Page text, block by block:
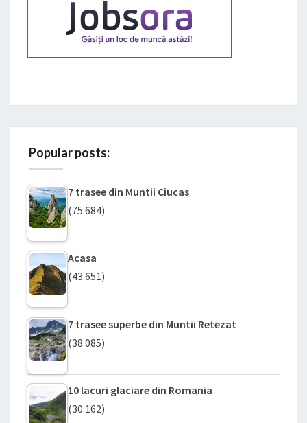
Popular posts:
7 trasee din Muntii Ciucas
(75.684)
Acasa
(43.651)
7 trasee superbe din Muntii Retezat
(38.085)
10 lacuri glaciare din Romania
(30.162)